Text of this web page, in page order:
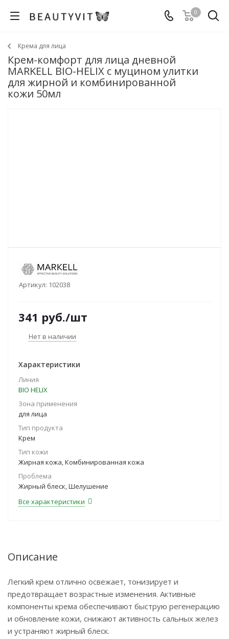
0
Крема для лица
Крем-комфорт для лица дневной
MARKELL BIO-HELIX с муцином улитки
для жирной и комбинированной
кожи 50мл
Артикул: 102038
341 руб./шт
Нет в наличии
Характеристики
Линия
BIO HELIX
Зона применения
для лица
Тип продукта
Крем
Тип кожи
Жирная кожа, Комбинированная кожа
Проблема
Жирный блеск, Шелушение
Все характеристики
Описание
Легкий крем отлично освежает, тонизирует и
предотвращает возрастные изменения. Активные
компоненты крема обеспечивают быструю регенерацию
и обновление кожи, снижают активность сальных желез
и устраняют жирный блеск.